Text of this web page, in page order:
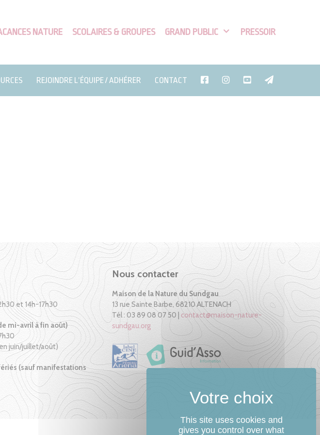
NATURE SCOLAIRES & GROUPES GRAND PUBLIC PRESSOIR
REJOINDRE L’ÉQUIPE / ADHÉRER CONTACT
et 14h-17h30
mi-avril à fin août)
juin/juillet/août)
(sauf manifestations
Nous contacter
Maison de la Nature du Sundgau
13 rue Sainte Barbe, 68210 ALTENACH
Tél : 03 89 08 07 50 | contact@maison-nature-
sundgau.org
This site uses cookies and
gives you control over what